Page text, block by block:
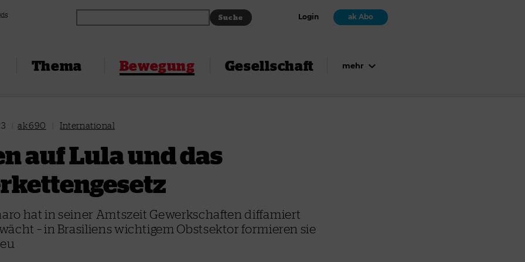
Login ak Abo
Thema Bewegung Gesellschaft mehr
ak 690 International
auf Lula und das
hat in seiner Amtszeit Gewerkschaften diffamiert
– in Brasiliens wichtigem Obstsektor formieren sie